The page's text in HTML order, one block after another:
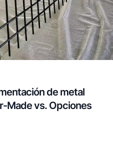
de metal
Made vs. Opciones